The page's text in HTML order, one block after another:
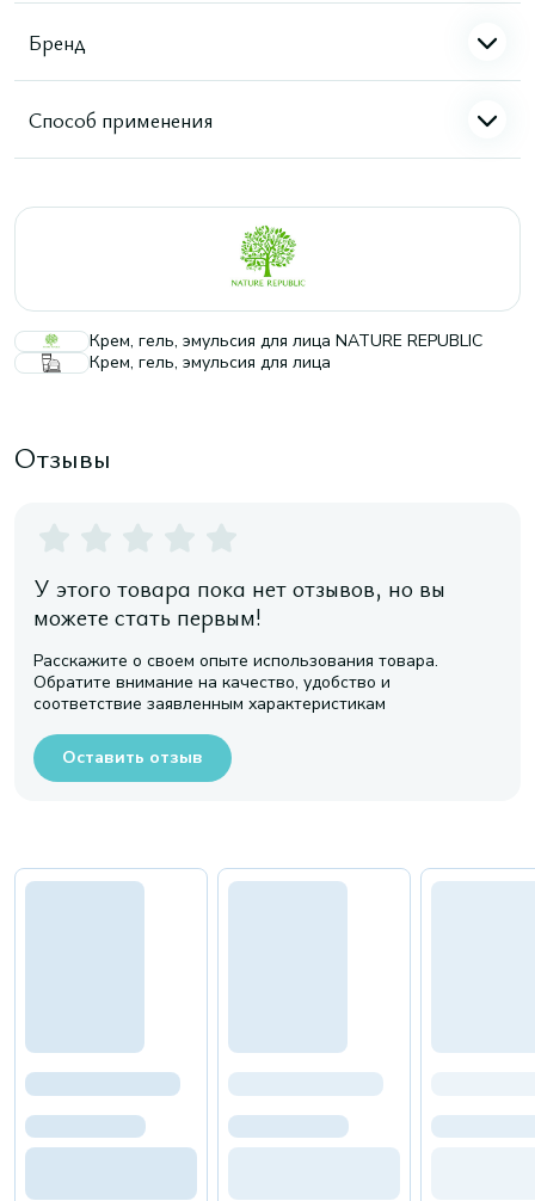
Бренд
Способ применения
Крем, гель, эмульсия для лица NATURE REPUBLIC
Крем, гель, эмульсия для лица
Отзывы
У этого товара пока нет отзывов, но вы
можете стать первым!
Расскажите о своем опыте использования товара.
Обратите внимание на качество, удобство и
соответствие заявленным характеристикам
Оставить отзыв